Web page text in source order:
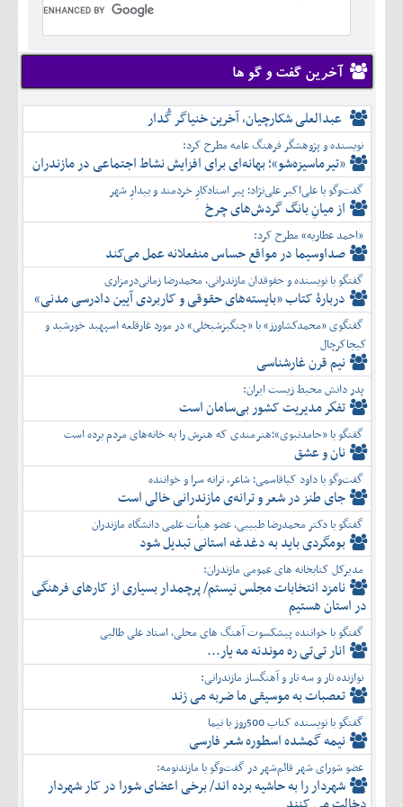
دی
بهمن
اسفند
آبان
آذر
دی
بهمن
اسفند
شهريور
مهر
آبان
آذر
دی
بهمن
اسفند
تير
مرداد
شهريور
مهر
آبان
آذر
دی
بهمن
اسفند
آخرین گفت و گو ها
عبدالعلی شکارچیان، آخرین خنیاگر گُدار
نویسنده و پژوهشگر فرهنگ عامه مطرح کرد:
«تیرماسیزه‌شو»؛ بهانه‌ای برای افزایش نشاط اجتماعی در مازندران
گفت‌وگو با علی‌اکبر علی‌نژاد؛ پیر استادکارِ خردمند و بیدارِ شهر
از میانِ بانگ گردش‌های چرخ
«احمد عطاریه» مطرح کرد:
صداوسیما در مواقع حساس منفعلانه عمل می‌کند
گفتگو با نویسنده و حقوقدان مازندرانی، محمدرضا زمانی‌درمزاری
دربارۀ کتاب ”بایسته‌های حقوقی و کاربردی آیین دادرسی مدنی»
گفتگوی «محمدکشاورز» با «چنگیزشیخلی» در مورد غارقلعه اسپهبد خورشید و
کیجاکرچال
نیم قرن غارشناسی
پدر دانش محیط زیست ایران:
تفكر مديريت کشور بی‌سامان است
گفتگو با «حامدنبوی»؛هنرمندی که هنرش را به خانه‌های مردم برده است
نان و عشق
گفت‌وگو با داود کیاقاسمی؛ شاعر، ترانه سرا و خواننده
جای طنز در شعر و ترانه‌ی مازندرانی خالی است
گفتگو با دکتر محمدرضا طبیبی، عضو هیأت علمی دانشگاه مازندران
بومگردی باید به دغدغه استانی تبدیل شود
مدیرکل کتابخانه های عمومی مازندران:
نامزد انتخابات مجلس نیستم/ پرچمدار بسیاری از کارهای فرهنگی
در استان هستیم
گفتگو با خواننده پیشکسوت آهنگ های محلی، استاد علی طالبی
انار تی‌تی ره موندنه مه یار...
نوازنده تار و سه تار و آهنگساز مازندرانی:
تعصبات به موسیقی ما ضربه می زند
گفتگو با نویسنده کتاب 500روز با نیما
نیمه گمشده اسطوره شعر فارسی
عضو شورای شهر قائم‌شهر در گفت‌و‌گو با مازندنومه:
شهردار را به حاشیه برده اند/ برخی اعضای شورا در کار شهردار